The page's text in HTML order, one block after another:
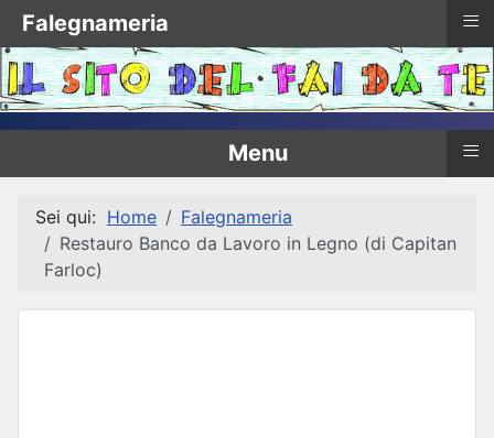
Menu ≡
Sei qui: Home
Falegnameria
Restauro Banco da Lavoro in Legno (di Capitan
Farloc)
Falegnameria ≡